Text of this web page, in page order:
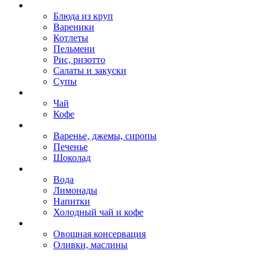
Блюда из круп
Вареники
Котлеты
Пельмени
Рис, ризотто
Салаты и закуски
Супы
Чай
Кофе
Варенье, джемы, сиропы
Печенье
Шоколад
Вода
Лимонады
Напитки
Холодный чай и кофе
Овощная консервация
Оливки, маслины